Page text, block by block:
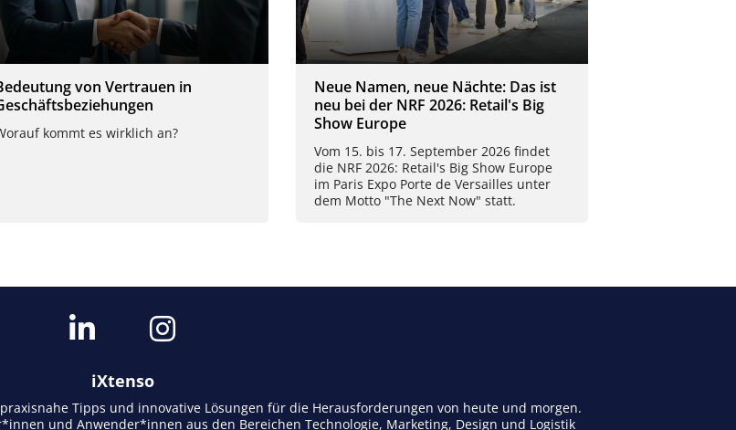
von Vertrauen in
kommt es wirklich an?
Neue Namen, neue Nächte: Das ist
neu bei der NRF 2026: Retail's Big
Show Europe
Vom 15. bis 17. September 2026 findet
die NRF 2026: Retail's Big Show Europe
im Paris Expo Porte de Versailles unter
dem Motto "The Next Now" statt.
iXtenso
Tipps und innovative Lösungen für die Herausforderungen von heute und morgen.
und Anwender*innen aus den Bereichen Technologie, Marketing, Design und Logistik